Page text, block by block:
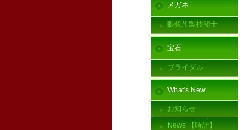
メガネ
眼鏡作製技能士
宝石
ブライダル
What's New
お知らせ
News 【時計】